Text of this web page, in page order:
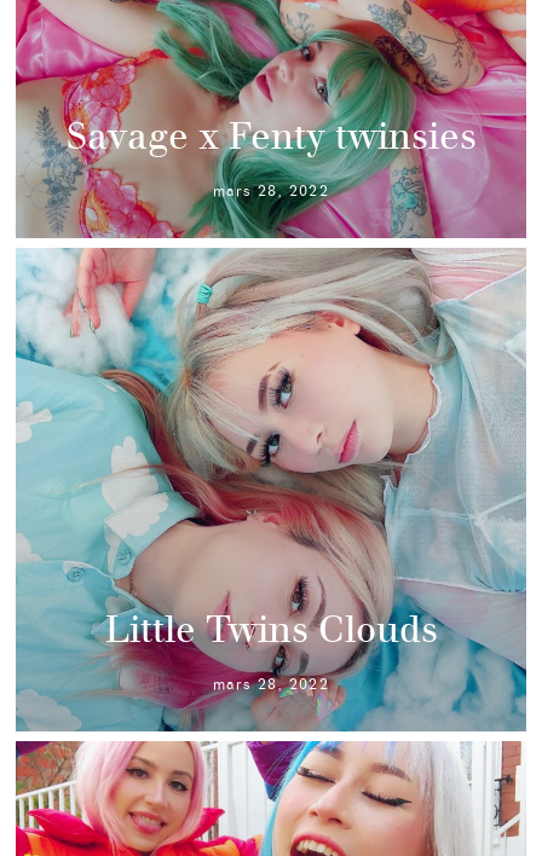
Savage x Fenty twinsies
mars 28, 2022
Little Twins Clouds
mars 28, 2022